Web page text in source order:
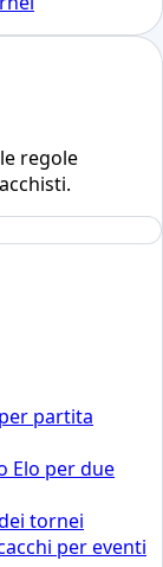
regole
partita
Elo per due
tornei
per eventi